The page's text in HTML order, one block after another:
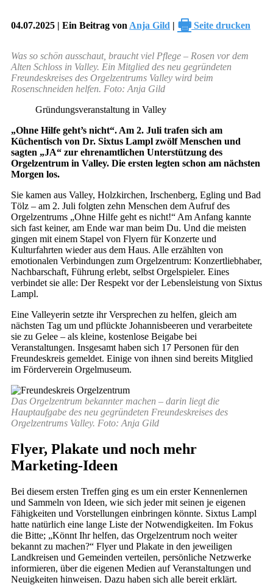
04.07.2025 | Ein Beitrag von Anja Gild | 🖶 Seite drucken
Was so schön ausschaut, braucht viel Pflege – Rosen vor dem
Alten Schloss in Valley. Ein Mitglied des neu gegründeten
Freundeskreises des Orgelzentrums Valley wird beim
Rosenschneiden helfen. Foto: Anja Gild
Gründungsveranstaltung in Valley
„Ohne Hilfe geht’s nicht“. Am 2. Juli trafen sich am
Küchentisch von Dr. Sixtus Lampl zwölf Menschen und
sagten „JA“ zur ehrenamtlichen Unterstützung des
Orgelzentrum in Valley. Die ersten legten schon am nächsten
Morgen los.
Sie kamen aus Valley, Holzkirchen, Irschenberg, Egling und Bad
Tölz – am 2. Juli folgten zehn Menschen dem Aufruf des
Orgelzentrums „Ohne Hilfe geht es nicht!“ Am Anfang kannte
sich fast keiner, am Ende war man beim Du. Und die meisten
gingen mit einem Stapel von Flyern für Konzerte und
Kulturfahrten wieder aus dem Haus. Alle erzählten von
emotionalen Verbindungen zum Orgelzentrum: Konzertliebhaber,
Nachbarschaft, Führung erlebt, selbst Orgelspieler. Eines
verbindet sie alle: Der Respekt vor der Lebensleistung von Sixtus
Lampl.
Eine Valleyerin setzte ihr Versprechen zu helfen, gleich am
nächsten Tag um und pflückte Johannisbeeren und verarbeitete
sie zu Gelee – als kleine, kostenlose Beigabe bei
Veranstaltungen. Insgesamt haben sich 17 Personen für den
Freundeskreis gemeldet. Einige von ihnen sind bereits Mitglied
im Förderverein Orgelmuseum.
Das Orgelzentrum bekannter machen – darin liegt die
Hauptaufgabe des neu gegründeten Freundeskreises des
Orgelzentrums Valley. Foto: Anja Gild
Flyer, Plakate und noch mehr
Marketing-Ideen
Bei diesem ersten Treffen ging es um ein erster Kennenlernen
und Sammeln von Ideen, wie sich jeder mit seinen je eigenen
Fähigkeiten und Vorstellungen einbringen könnte. Sixtus Lampl
hatte natürlich eine lange Liste der Notwendigkeiten. Im Fokus
die Bitte; „Könnt Ihr helfen, das Orgelzentrum noch weiter
bekannt zu machen?“ Flyer und Plakate in den jeweiligen
Landkreisen und Gemeinden verteilen, persönliche Netzwerke
informieren, über die eigenen Medien auf Veranstaltungen und
Neuigkeiten hinweisen. Dazu haben sich alle bereit erklärt.